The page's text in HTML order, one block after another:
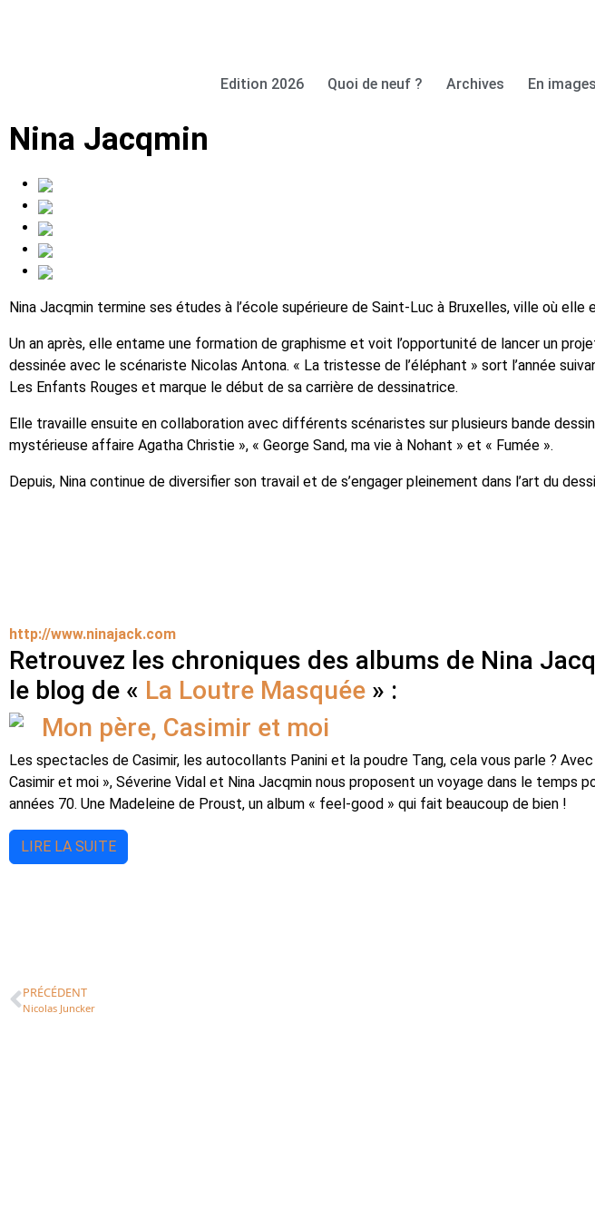
Edition 2026 Quoi de neuf ? Archives En
Nina Jacqmin
Nina Jacqmin termine ses études à l’école supérieure de Saint-Luc à Bruxelles, ville où elle
Un an après, elle entame une formation de graphisme et voit l’opportunité de lancer un
dessinée avec le scénariste Nicolas Antona. « La tristesse de l’éléphant » sort l’année
Les Enfants Rouges et marque le début de sa carrière de dessinatrice.
Elle travaille ensuite en collaboration avec différents scénaristes sur plusieurs bande
mystérieuse affaire Agatha Christie », « George Sand, ma vie à Nohant » et « Fumée ».
Depuis, Nina continue de diversifier son travail et de s’engager pleinement dans l’art du
http://www.ninajack.com
Retrouvez les chroniques des albums de Nina
le blog de « La Loutre Masquée » :
Mon père, Casimir et moi
Les spectacles de Casimir, les autocollants Panini et la poudre Tang, cela vous parle ?
Casimir et moi », Séverine Vidal et Nina Jacqmin nous proposent un voyage dans le temps
années 70. Une Madeleine de Proust, un album « feel-good » qui fait beaucoup de bien !
LIRE LA SUITE
PRÉCÉDENT
Nicolas Juncker